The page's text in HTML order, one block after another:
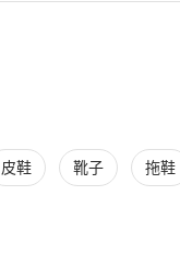
皮鞋 靴子 拖鞋